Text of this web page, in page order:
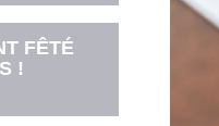
FÊTÉ
!